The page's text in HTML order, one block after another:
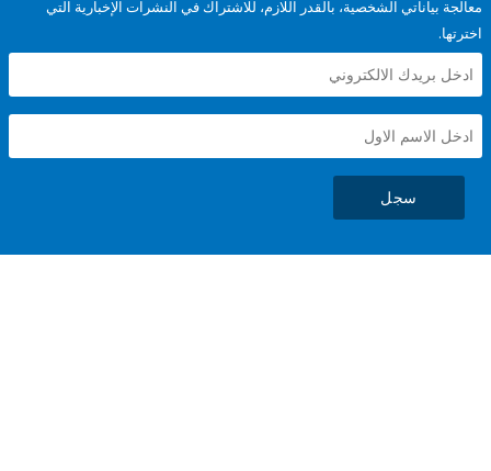
الشخصية، بالقدر اللازم، للاشتراك في النشرات الإخبارية التي